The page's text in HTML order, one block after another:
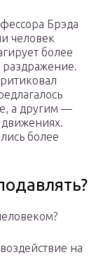
Брэда
человек
более
раздражение.
а другим —
движениях.
более
на